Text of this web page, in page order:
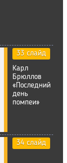
33 слайд
Карл
Брюллов
«Последний
день
помпеи»
34 слайд